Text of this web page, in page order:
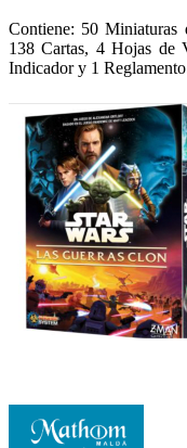
Contiene: 50 Miniaturas
138 Cartas, 4 Hojas de
Indicador y 1